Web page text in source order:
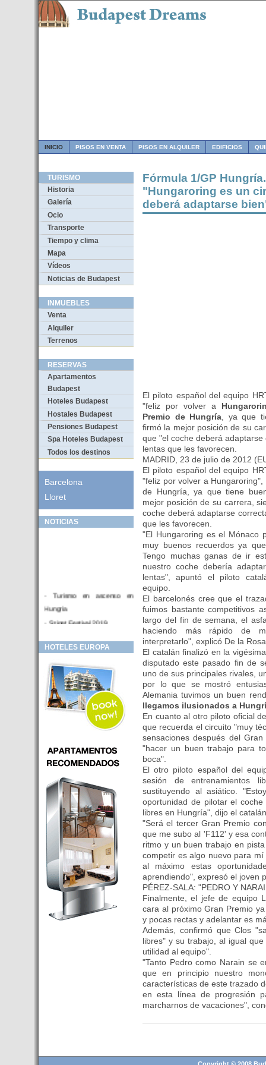
INICIO PISOS EN VENTA PISOS EN ALQUILER EDIFICIOS
TURISMO
Historia
Galería
Ocio
Transporte
Tiempo y clima
Mapa
Vídeos
Noticias de Budapest
INMUEBLES
Venta
Alquiler
Terrenos
RESERVAS
Apartamentos
Budapest
Hoteles Budapest
Hostales Budapest
Pensiones Budapest
Spa Hoteles Budapest
Todos los destinos
Barcelona
Lloret
NOTICIAS
- Turismo en ascenso en
Hungria
- Sziget Festival 2019
Hotel en venta en zona PRIME
- Inversor para hotel
- Hotel en venta Budapest
- Budapest y Cracovia, las
ciudades de moda en 2018
- Inaugurado en BUDAPEST el
puede ser controlado por
Smarthfones de sus clientes
- HOTEL Moments Budapest,
éste sí es un ‘gran hotel
Budapest’.
- Hoteles en BUDAPEST:
Resultados octubre de 2016,
subida del 15% ocupación y
del 25,6% en el RevPar
- Nuevo Hotel en Budapest
bajo la marca Exe Hotusa
- Transfer Aeropuerto de
BUDAPEST
HOTELES EUROPA
Fórmula 1/GP
"Hungaroring es un
deberá adaptarse
El piloto español del equipo
"feliz por volver a
Premio de Hungría , ya que
firmó la mejor posición de su
que "el coche deberá
lentas que les favorecen.
MADRID, 23 de julio de 2012
El piloto español del equipo
"feliz por volver a
de Hungría, ya que tiene
mejor posición de su carrera,
coche deberá adaptarse
que les favorecen.
"El Hungaroring es el Mónaco
muy buenos recuerdos ya
Tengo muchas ganas de ir
nuestro coche debería
lentas", apuntó el piloto
equipo.
El barcelonés cree que el
fuimos bastante competitivos
largo del fin de semana, el
haciendo más rápido de
interpretarlo", explicó De la
El catalán finalizó en la
disputado este pasado fin de
uno de sus principales rivales,
por lo que se mostró
Alemania tuvimos un buen
llegamos ilusionados a
En cuanto al otro piloto oficial
que recuerda el circuito "muy
sensaciones después del
"hacer un buen trabajo para
boca".
El otro piloto español del
sesión de entrenamientos
sustituyendo al asiático.
oportunidad de pilotar el
libres en Hungría", dijo el
"Será el tercer Gran Premio
que me subo al 'F112' y esa
ritmo y un buen trabajo en
competir es algo nuevo para
al máximo estas
aprendiendo", expresó el joven
PÉREZ-SALA: "PEDRO Y
Finalmente, el jefe de equipo
cara al próximo Gran Premio
y pocas rectas y adelantar es
Además, confirmó que Clos
libres" y su trabajo, al igual
utilidad al equipo".
"Tanto Pedro como Narain se
que en principio nuestro
características de este trazado
en esta línea de progresión
marcharnos de vacaciones",